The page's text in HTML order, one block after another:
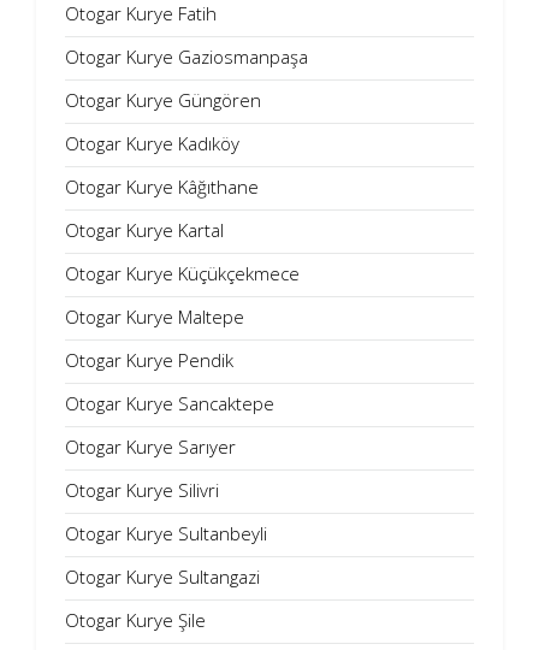
Otogar Kurye Fatih
Otogar Kurye Gaziosmanpaşa
Otogar Kurye Güngören
Otogar Kurye Kadıköy
Otogar Kurye Kâğıthane
Otogar Kurye Kartal
Otogar Kurye Küçükçekmece
Otogar Kurye Maltepe
Otogar Kurye Pendik
Otogar Kurye Sancaktepe
Otogar Kurye Sarıyer
Otogar Kurye Silivri
Otogar Kurye Sultanbeyli
Otogar Kurye Sultangazi
Otogar Kurye Şile